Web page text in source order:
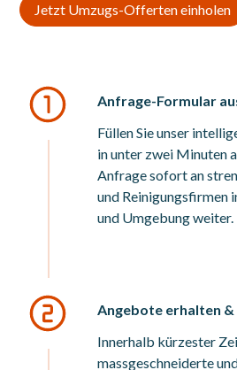
Jetzt Umzugs-Offerten einholen
Anfrage-Formular
Füllen Sie unser
in unter zwei Minuten
Anfrage sofort an
und Reinigungsfirmen
und Umgebung weiter.
Angebote erhalten
Innerhalb kürzester
massgeschneiderte